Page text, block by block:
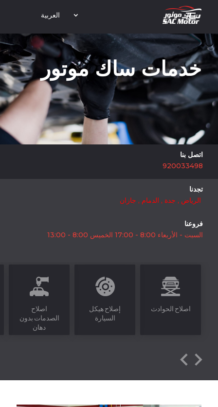
العربية
خدمات ساك موتور
فروعنا
السبت - الأربعاء 8:00 - 17:00 الخميس 8:00 - 13:00
تجدنا
الرياض , جدة , الدمام , جازان
اتصل بنا
920033498
اصلاح الحوادث
إصلاح هيكل
السيارة
اصلاح
الصدمات بدون
دهان